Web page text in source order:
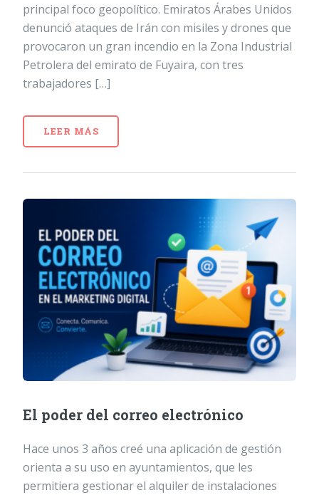
principal foco geopolítico. Emiratos Árabes Unidos
denunció ataques de Irán con misiles y drones que
provocaron un gran incendio en la Zona Industrial
Petrolera del emirato de Fuyaira, con tres
trabajadores […]
LEER MÁS
El poder del correo electrónico
Hace unos 3 años creé una aplicación de gestión
orienta a su uso en ayuntamientos, que les
permitiera gestionar el alquiler de instalaciones